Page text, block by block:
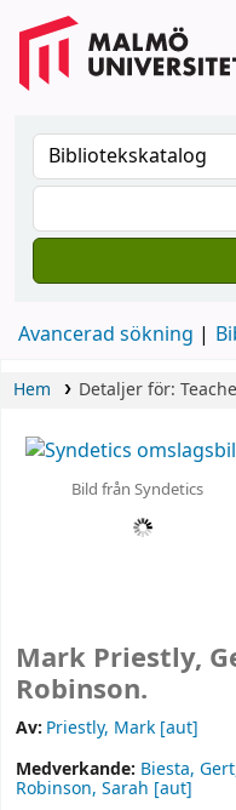
Avancerad sökning
Hem Detaljer för:
Bild från Syndetics
Mark Priestly,
Robinson.
Av: Priestly, Mark [aut]
Medverkande: Biesta, Gert
Robinson, Sarah [aut]